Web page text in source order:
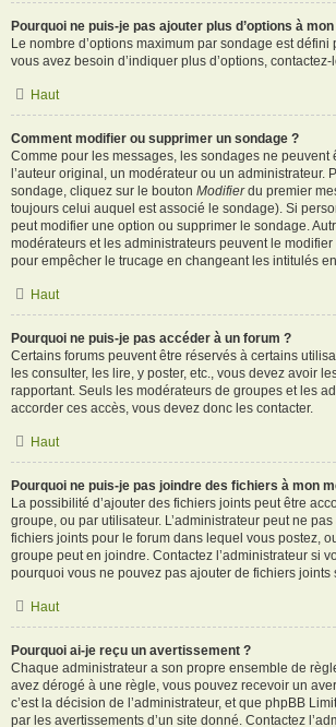
Pourquoi ne puis-je pas ajouter plus d’options à
Le nombre d’options maximum par sondage est défini
vous avez besoin d’indiquer plus d’options, contactez-
Haut
Comment modifier ou supprimer un sondage ?
Comme pour les messages, les sondages ne peuvent
l’auteur original, un modérateur ou un administrateur.
sondage, cliquez sur le bouton Modifierdu premier
toujours celui auquel est associé le sondage). Si
peut modifier une option ou supprimer le sondage.
modérateurs et les administrateurs peuvent le
pour empêcher le trucage en changeant les intitulés
Haut
Pourquoi ne puis-je pas accéder à un forum ?
Certains forums peuvent être réservés à certains
les consulter, les lire, y poster, etc., vous devez avoir
rapportant. Seuls les modérateurs de groupes et les
accorder ces accès, vous devez donc les contacter.
Haut
Pourquoi ne puis-je pas joindre des fichiers à mon
La possibilité d’ajouter des fichiers joints peut être
groupe, ou par utilisateur. L’administrateur peut ne
fichiers joints pour le forum dans lequel vous postez,
groupe peut en joindre. Contactez l’administrateur si
pourquoi vous ne pouvez pas ajouter de fichiers joints
Haut
Pourquoi ai-je reçu un avertissement ?
Chaque administrateur a son propre ensemble de
avez dérogé à une règle, vous pouvez recevoir un
c’est la décision de l’administrateur, et que phpBB
par les avertissements d’un site donné. Contactez